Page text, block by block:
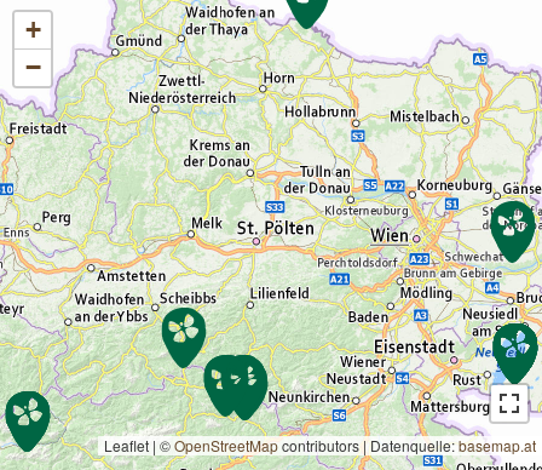
+
−
Leaflet | ©OpenStreetMapcontributors | Datenquelle:basemap.at